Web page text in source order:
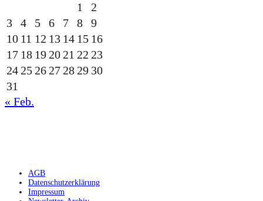
1
2
3
4 5 6 7 8
9
10 11 12 13 14 15 16
17 18 19 20 21 22 23
24 25 26 27 28 29 30
31
« Feb.
AGB
Datenschutzerklärung
Impressum